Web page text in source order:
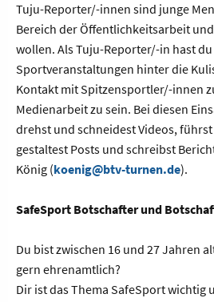
Tuju-Reporter/-innen sind junge
Bereich der Öffentlichkeitsarbeit
wollen. Als Tuju-Reporter/-in hast
Sportveranstaltungen hinter die
Kontakt mit Spitzensportler/-innen
Medienarbeit zu sein. Bei diesen
drehst und schneidest Videos,
gestaltest Posts und schreibst
König (koenig@btv-turnen.de).
SafeSport Botschafter und
Du bist zwischen 16 und 27 Jahren
gern ehrenamtlich?
Dir ist das Thema SafeSport wichtig